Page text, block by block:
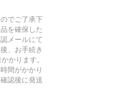
でご了承下
を確保した
メールにて
、お手続き
かります。
間がかかり
認後に発送